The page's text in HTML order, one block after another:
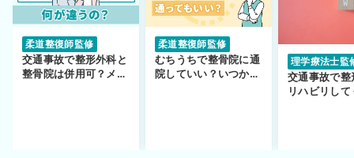
柔道整復師監修
交通事故で整形外科と
整骨院は併用可？メリ
柔道整復師監修
むちうちで整骨院に通
院していい？いつから
理学療法士監
交通事故で整
リハビリして